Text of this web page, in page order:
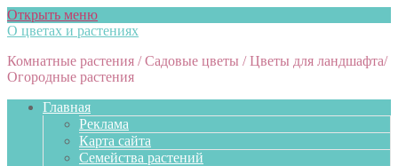
Открыть меню
О цветах и растениях
Комнатные растения / Садовые цветы / Цветы для ландшафта/
Огородные растения
Главная
Реклама
Карта сайта
Семейства растений